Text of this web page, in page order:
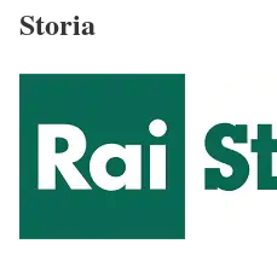
Storia